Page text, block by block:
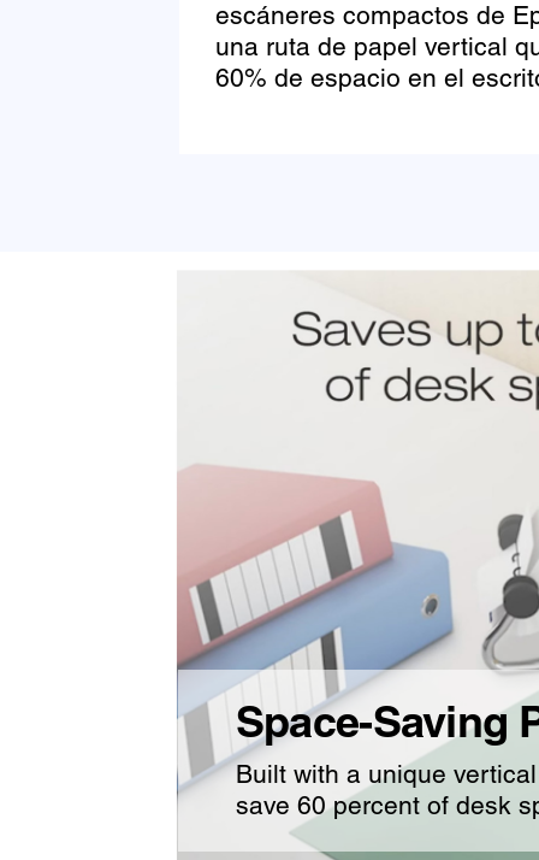
escáneres compactos de
una ruta de papel vertical
60% de espacio en el
Space-Saving
Built with a unique
save 60 percent of desk